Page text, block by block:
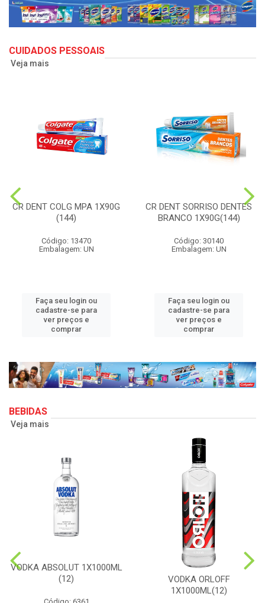
CUIDADOS PESSOAIS
Veja mais
CR DENT COLG MPA 1X90G
(144)
Código: 13470
Embalagem: UN
Faça seu login ou
cadastre-se para
ver preços e
comprar
CR DENT SORRISO DENTES
BRANCO 1X90G(144)
Código: 30140
Embalagem: UN
Faça seu login ou
cadastre-se para
ver preços e
comprar
BEBIDAS
Veja mais
VODKA ABSOLUT 1X1000ML
(12)
VODKA ORLOFF
1X1000ML(12)